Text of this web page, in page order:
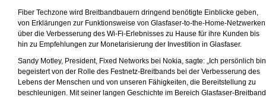
Fiber Techzone wird Breitbandbauern dringend benötigte Einblicke geben,
von Erklärungen zur Funktionsweise von Glasfaser-to-the-Home-Netzwerken
über die Verbesserung des Wi-Fi-Erlebnisses zu Hause für ihre Kunden bis
hin zu Empfehlungen zur Monetarisierung der Investition in Glasfaser.
Sandy Motley, President, Fixed Networks bei Nokia, sagte: „Ich persönlich bin
begeistert von der Rolle des Festnetz-Breitbands bei der Verbesserung des
Lebens der Menschen und von unseren Fähigkeiten, die Bereitstellung zu
beschleunigen. Mit seiner langen Geschichte im Bereich Glasfaser-Breitband